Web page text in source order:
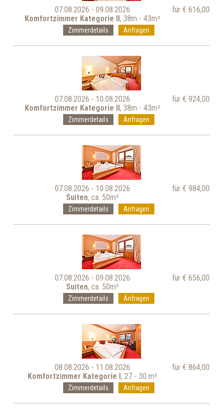
07.08.2026 - 09.08.2026
für € 616,00
Komfortzimmer Kategorie II, 38m - 43m²
Zimmerdetails Anfragen
07.08.2026 - 10.08.2026
für € 924,00
Komfortzimmer Kategorie II, 38m - 43m²
Zimmerdetails Anfragen
07.08.2026 - 10.08.2026
für € 984,00
Suiten, ca. 50m²
Zimmerdetails Anfragen
07.08.2026 - 09.08.2026
für € 656,00
Suiten, ca. 50m²
Zimmerdetails Anfragen
08.08.2026 - 11.08.2026
für € 864,00
Komfortzimmer Kategorie I, 27 - 30 m²
Zimmerdetails Anfragen